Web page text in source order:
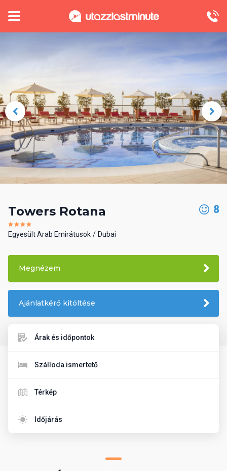
Towers Rotana
Egyesült Arab Emirátusok Dubai
8
Megnézem
Ajánlatkérő kitöltése
Árak és időpontok
Szálloda ismertető
Térkép
Időjárás